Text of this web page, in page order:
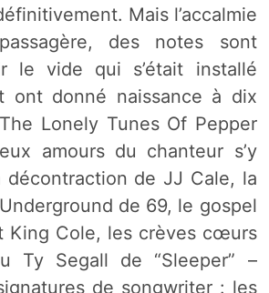
Mais l’accalmie
des notes sont
le vide qui s’était installé
ont donné naissance à dix
Lonely Tunes Of Pepper
amours du chanteur s’y
décontraction de JJ Cale, la
de 69, le gospel
King Cole, les crèves cœurs
Ty Segall de “Sleeper” –
de songwriter : les